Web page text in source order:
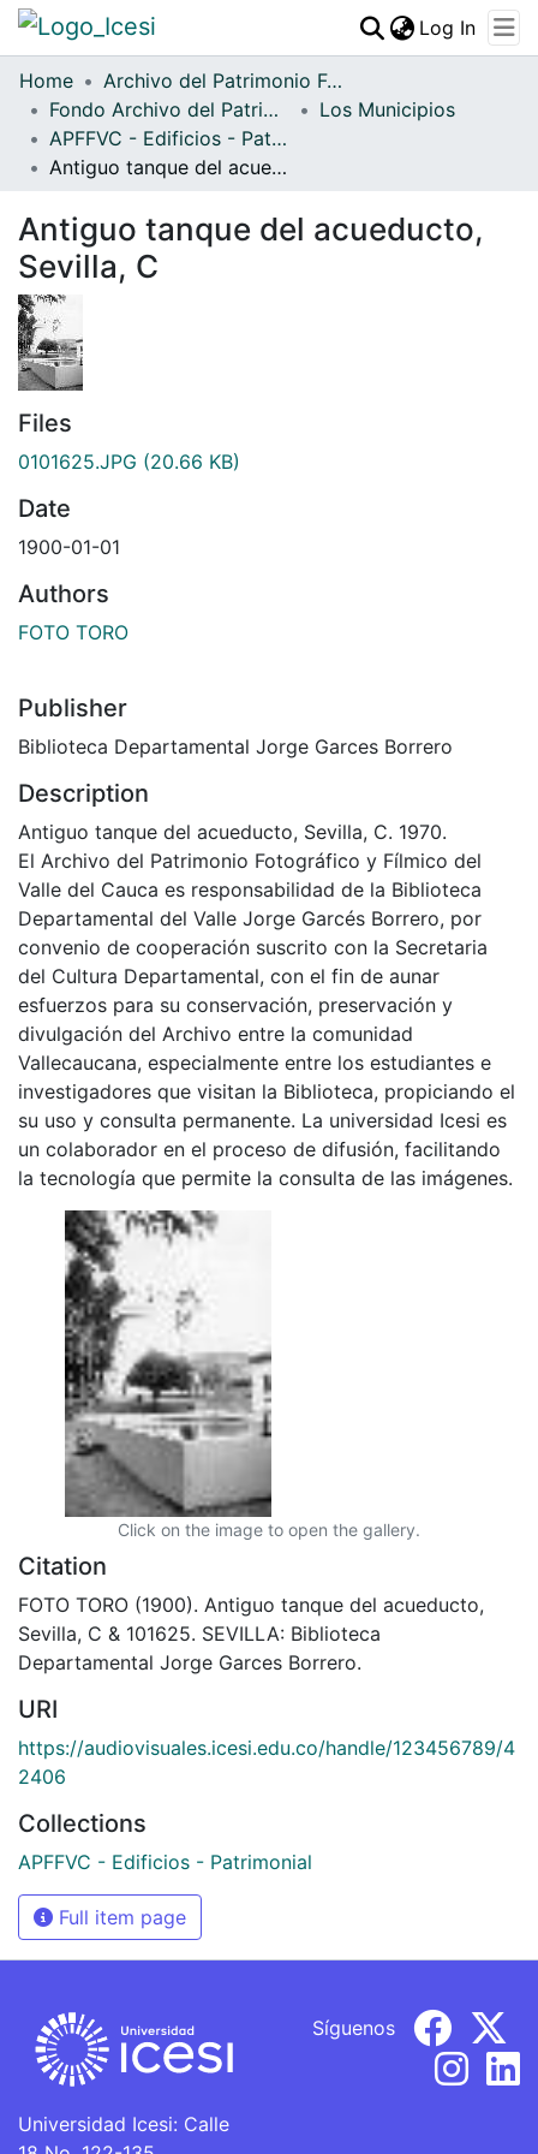
Communities & Collections
All of DSpace
Log In
Home
Archivo del Patrimonio Fotográfico y Fílmico del Valle del Cauca
Fondo Archivo del Patrimonio Fotográfico y Fílmico del Valle del Cauca
Los Municipios
APFFVC - Edificios - Patrimonial
Antiguo tanque del acueducto, Sevilla, C
Antiguo tanque del acueducto,
Sevilla, C
Files
0101625.JPG (20.66 KB)
Date
1900-01-01
Authors
FOTO TORO
Publisher
Biblioteca Departamental Jorge Garces Borrero
Description
Antiguo tanque del acueducto, Sevilla, C. 1970.
El Archivo del Patrimonio Fotográfico y Fílmico del
Valle del Cauca es responsabilidad de la Biblioteca
Departamental del Valle Jorge Garcés Borrero, por
convenio de cooperación suscrito con la Secretaria
del Cultura Departamental, con el fin de aunar
esfuerzos para su conservación, preservación y
divulgación del Archivo entre la comunidad
Vallecaucana, especialmente entre los estudiantes e
investigadores que visitan la Biblioteca, propiciando el
su uso y consulta permanente. La universidad Icesi es
un colaborador en el proceso de difusión, facilitando
la tecnología que permite la consulta de las imágenes.
Click on the image to open the gallery.
Citation
FOTO TORO (1900). Antiguo tanque del acueducto,
Sevilla, C & 101625. SEVILLA: Biblioteca
Departamental Jorge Garces Borrero.
URI
https://audiovisuales.icesi.edu.co/handle/123456789/4
2406
Collections
APFFVC - Edificios - Patrimonial
Full item page
Universidad Icesi: Calle
Síguenos